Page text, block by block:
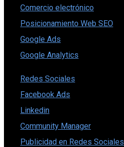
Comercio electrónico
Posicionamiento Web SEO
Google Ads
Google Analytics
Redes Sociales
Facebook Ads
Linkedin
Community Manager
Publicidad en Redes Sociales